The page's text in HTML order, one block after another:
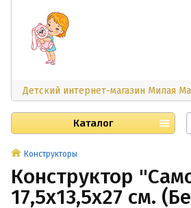
Детский интернет-магазин Милая
Каталог
Конструкторы
Конструктор
17,5х13,5х27 см.